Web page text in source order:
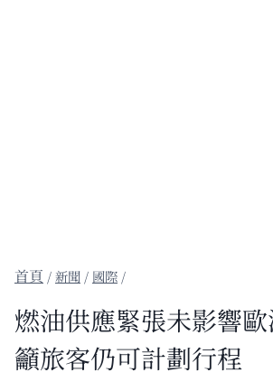
/新聞 / 國際 /
燃油供應緊張未影響
籲旅客仍可計劃行程